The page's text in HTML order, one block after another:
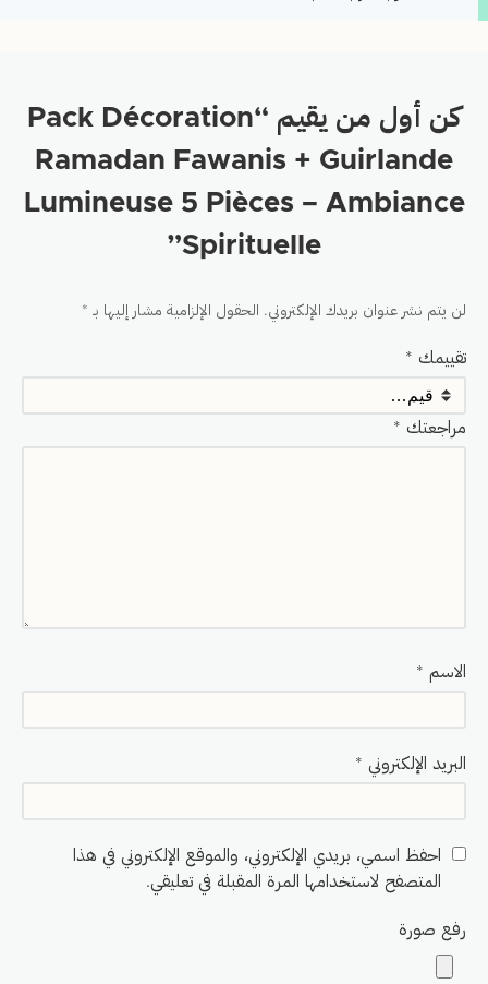
كن أول من يقيم “Pack Décoration
Ramadan Fawanis + Guirlande
Lumineuse 5 Pièces – Ambiance
Spirituelle”
لن يتم نشر عنوان بريدك الإلكتروني. الحقول الإلزامية مشار إليها بـ *
تقييمك *
مراجعتك *
الاسم *
البريد الإلكتروني *
احفظ اسمي، بريدي الإلكتروني، والموقع الإلكتروني في هذا
المتصفح لاستخدامها المرة المقبلة في تعليقي.
رفع صورة